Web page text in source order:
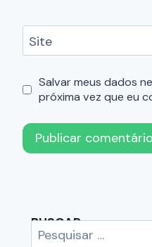
Site
Salvar meus dados
próxima vez que eu
BUSCAR